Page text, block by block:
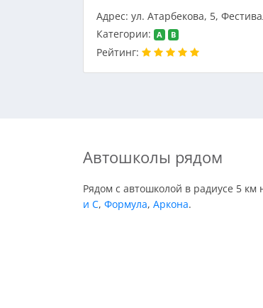
Адрес: ул. Атарбекова, 5,
Категории:
A B
Рейтинг:
Автошколы рядом
Рядом с автошколой в радиусе 5 км
и С, Формула, Аркона.